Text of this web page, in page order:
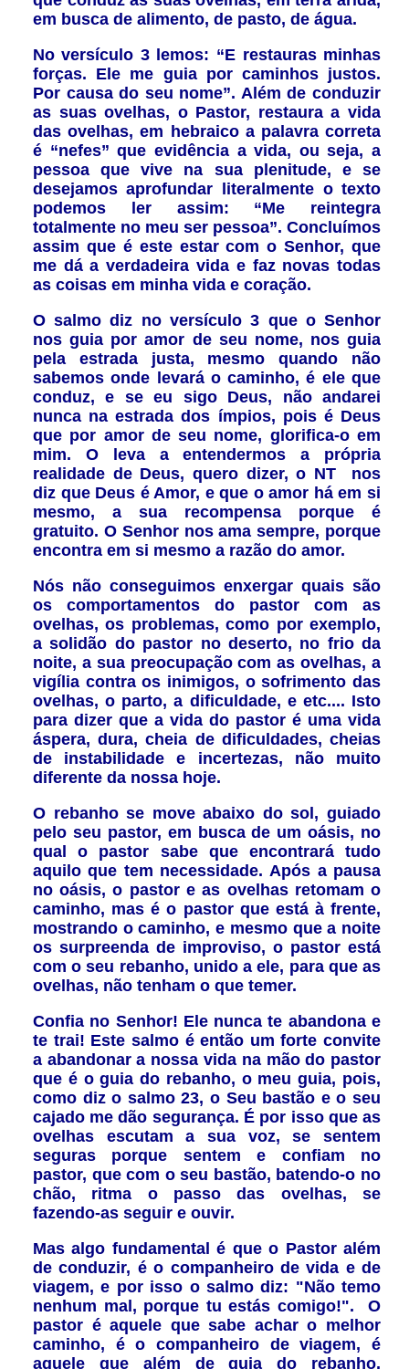
em busca de alimento, de pasto, de água.
No versículo 3 lemos: “E restauras minhas
forças. Ele me guia por caminhos justos.
Por causa do seu nome”. Além de conduzir
as suas ovelhas, o Pastor, restaura a vida
das ovelhas, em hebraico a palavra correta
é “nefes” que evidência a vida, ou seja, a
pessoa que vive na sua plenitude, e se
desejamos aprofundar literalmente o texto
podemos ler assim: “Me reintegra
totalmente no meu ser pessoa”. Concluímos
assim que é este estar com o Senhor, que
me dá a verdadeira vida e faz novas todas
as coisas em minha vida e coração.
O salmo diz no versículo 3 que o Senhor
nos guia por amor de seu nome, nos guia
pela estrada justa, mesmo quando não
sabemos onde levará o caminho, é ele que
conduz, e se eu sigo Deus, não andarei
nunca na estrada dos ímpios, pois é Deus
que por amor de seu nome, glorifica-oem
mim. Oleva a entendermos a própria
realidade de Deus, quero dizer, o NT
nos
diz que Deus é Amor, e que o amor há em si
mesmo, a sua recompensa porque é
gratuito. O Senhor nos ama sempre, porque
encontra em si mesmo a razão do amor.
Nós não conseguimos enxergar quais são
os comportamentos do pastor com as
ovelhas, os problemas, como por exemplo,
a solidão do pastor no deserto, no frio da
noite, a sua preocupação com as ovelhas, a
vigília contra os inimigos, o sofrimento das
ovelhas, o parto, a dificuldade, e etc.... Isto
para dizer que a vida do pastor é uma vida
áspera, dura, cheia de dificuldades, cheias
de instabilidade e incertezas, não muito
diferente da nossa hoje.
O rebanho se move abaixo do sol, guiado
pelo seu pastor, em busca de um oásis, no
qual o pastor sabe que encontrará tudo
aquilo que tem necessidade. Após a pausa
no oásis, o pastor e as ovelhas retomam o
caminho, mas é o pastor que está à frente,
mostrando o caminho, e mesmo que a noite
os surpreenda de improviso, o pastor está
com o seu rebanho, unido a ele, para que as
ovelhas, não tenham o que temer.
Confia no Senhor! Ele nunca te abandona e
te trai! Este salmo é então um forte convite
a abandonar a nossa vida na mão do pastor
que é o guia do rebanho, o meu guia, pois,
como diz o salmo 23, o Seu bastão e o seu
cajado me dão segurança. É por isso que as
ovelhas escutam a sua voz, se sentem
seguras porque sentem e confiam no
pastor, que com o seu bastão, batendo-o no
chão, ritma o passo das ovelhas, se
fazendo-as seguir e ouvir.
Mas algo fundamental é que o Pastor além
de conduzir, é o companheiro de vida e de
viagem, e por isso o salmo diz: "Não temo
nenhum mal, porque tu estás comigo!".
O
pastor é aquele que sabe achar o melhor
caminho, é o companheiro de viagem, é
aquele que além de guia do rebanho,